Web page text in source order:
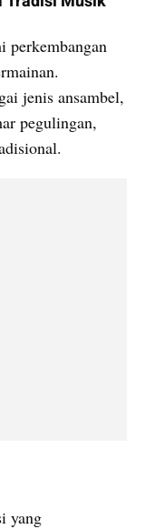
perkembangan
jenis ansambel,
pegulingan,
yang